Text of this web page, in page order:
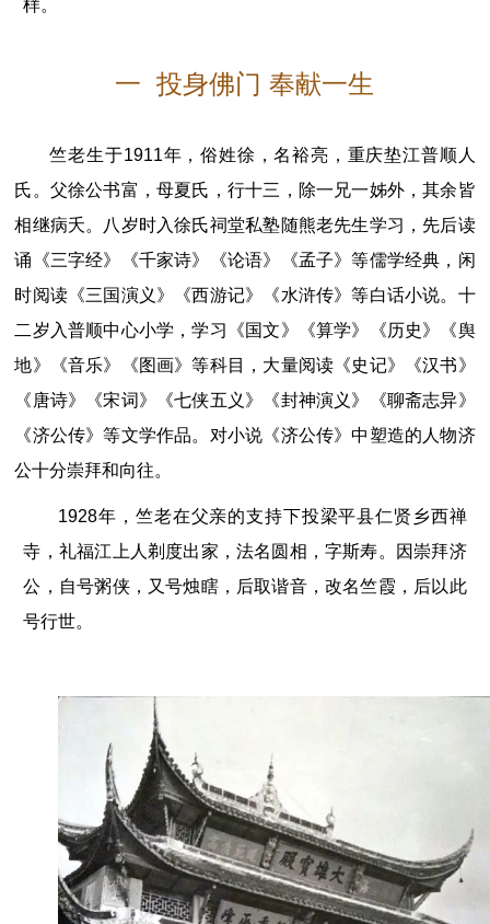
样。
一 投身佛门 奉献一生
竺老生于1911年，俗姓徐，名裕亮，重庆垫江普顺人
氏。父徐公书富，母夏氏，行十三，除一兄一姊外，其余皆
相继病夭。八岁时入徐氏祠堂私塾随熊老先生学习，先后读
诵《三字经》《千家诗》《论语》《孟子》等儒学经典，闲
时阅读《三国演义》《西游记》《水浒传》等白话小说。十
二岁入普顺中心小学，学习《国文》《算学》《历史》《舆
地》《音乐》《图画》等科目，大量阅读《史记》《汉书》
《唐诗》《宋词》《七侠五义》《封神演义》《聊斋志异》
《济公传》等文学作品。对小说《济公传》中塑造的人物济
公十分崇拜和向往。
1928年，竺老在父亲的支持下投梁平县仁贤乡西禅
寺，礼福江上人剃度出家，法名圆相，字斯寿。因崇拜济
公，自号粥侠，又号烛瞎，后取谐音，改名竺霞，后以此
号行世。